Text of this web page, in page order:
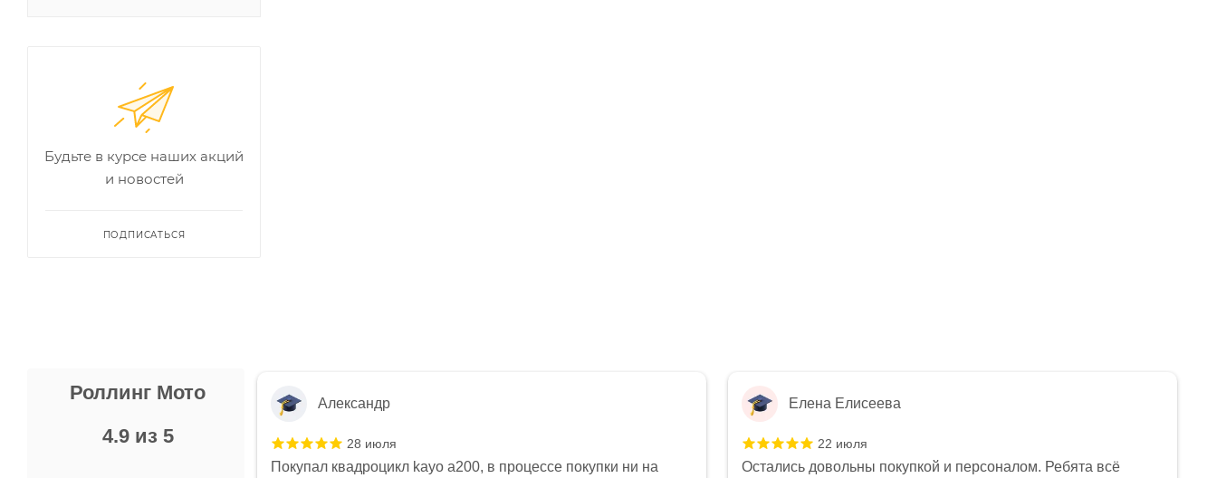
Будьте в курсе наших акций
и новостей
ПОДПИСАТЬСЯ
Роллинг Мото
4.9 из 5
Александр
28 июля
Покупал квадроцикл kayo a200, в процессе покупки ни на
Елена Елисеева
22 июля
Остались довольны покупкой и персоналом. Ребята всё